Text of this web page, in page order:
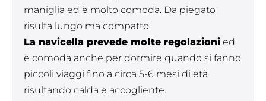
maniglia ed è molto comoda. Da piegato
risulta lungo ma compatto.
La navicella prevede molte regolazioni ed
è comoda anche per dormire quando si fanno
piccoli viaggi fino a circa 5-6 mesi di età
risultando calda e accogliente.